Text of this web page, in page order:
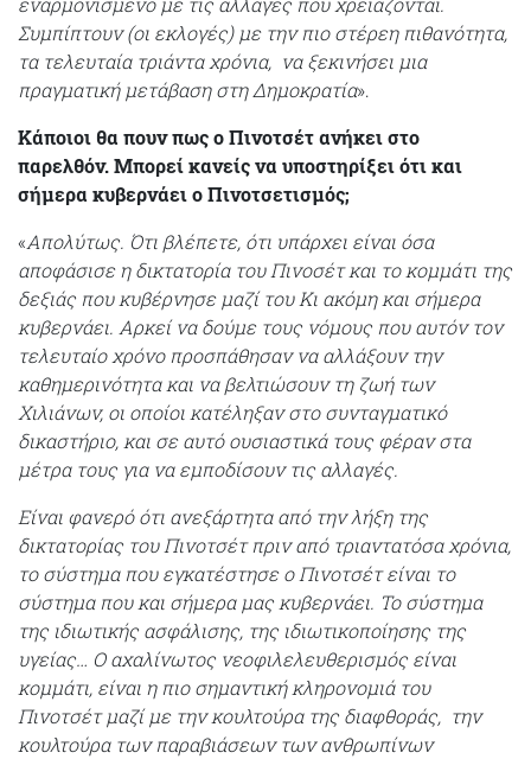
Συμπίπτουν (οι εκλογές) με την πιο στέρεη πιθανότητα,
τα τελευταία τριάντα χρόνια, να ξεκινήσει μια
πραγματική μετάβαση στη Δημοκρατία».
Κάποιοι θα πουν πως ο Πινοτσέτ ανήκει στο
παρελθόν. Μπορεί κανείς να υποστηρίξει ότι και
σήμερα κυβερνάει ο Πινοτσετισμός;
«Aπολύτως. Ότι βλέπετε, ότι υπάρχει είναι όσα
αποφάσισε η δικτατορία του Πινοσέτ και το κομμάτι της
δεξιάς που κυβέρνησε μαζί του Κι ακόμη και σήμερα
κυβερνάει. Αρκεί να δούμε τους νόμους που αυτόν τον
τελευταίο χρόνο προσπάθησαν να αλλάξουν την
καθημερινότητα και να βελτιώσουν τη ζωή των
Χιλιάνων, οι οποίοι κατέληξαν στο συνταγματικό
δικαστήριο, και σε αυτό ουσιαστικά τους φέραν στα
μέτρα τους για να εμποδίσουν τις αλλαγές.
Είναι φανερό ότι ανεξάρτητα από την λήξη της
δικτατορίας του Πινοτσέτ πριν από τριαντατόσα χρόνια,
το σύστημα που εγκατέστησε ο Πινοτσέτ είναι το
σύστημα που και σήμερα μας κυβερνάει. To σύστημα
της ιδιωτικής ασφάλισης, της ιδιωτικοποίησης της
υγείας… Ο αχαλίνωτος νεοφιλελευθερισμός είναι
κομμάτι, είναι η πιο σημαντική κληρονομιά του
Πινοτσέτ μαζί με την κουλτούρα της διαφθοράς, την
κουλτούρα των παραβιάσεων των ανθρωπίνων